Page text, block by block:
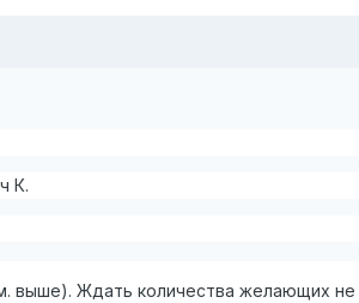
К.
выше). Ждать количества желающих